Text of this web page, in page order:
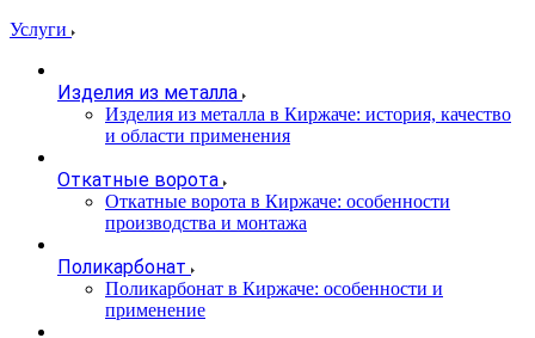
Услуги
Изделия из металла
Изделия из металла в Киржаче: история, качество
и области применения
Откатные ворота
Откатные ворота в Киржаче: особенности
производства и монтажа
Поликарбонат
Поликарбонат в Киржаче: особенности и
применение